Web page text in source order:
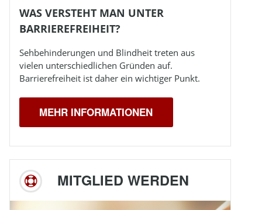
WAS VERSTEHT MAN UNTER
BARRIEREFREIHEIT?
Sehbehinderungen und Blindheittreten aus
vielen unterschiedlichen Gründen auf.
Barrierefreiheit ist daher ein wichtiger Punkt.
MEHR INFORMATIONEN
MITGLIED WERDEN